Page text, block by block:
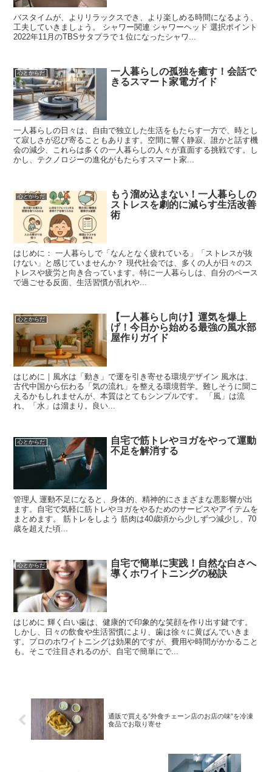
バスタイムが、よりリラックスでき、より楽しめる時間になるよう、
工夫していきましょう。 シャワー関連 シャワーヘッド 選択ポイント
2022年11月のTBSサタプラで１位になったシャワ...
心とからだ
一人暮らしの孤独を癒す！会話で
きるスマート家電ガイド
一人暮らしの日々は、自由で独立した生活をもたらす一方で、時とし
て寂しさが忍び寄ることもあります。空間に響く静寂、誰かと話す機
会の減少、これらは多くの一人暮らしの人々が直面する挑戦です。し
かし、テクノロジーの進化がもたらすスマート家...
心とからだ
もう溜め込まない！一人暮らしの
ストレスを劇的に減らす生活改善
術
はじめに： 一人暮らしで「なんとなく疲れている」「ストレスが抜
けない」と感じていませんか？ 現代社会では、多くの人が日々のス
トレスや疲労と向き合っています。特に一人暮らしは、自分のペース
で過ごせる反面、生活習慣が乱れや...
心とからだ
【一人暮らし向け】運気を爆上
げ！今日から始める最強の風水部
屋作りガイド
はじめに｜風水は「動き」で運を引き寄せる環境デザイン 風水は、
古代中国から伝わる「気の流れ」を整える環境哲学。難しそうに聞こ
えるかもしれませんが、本質はとてもシンプルです。 「風」は流
れ、「水」は溜まり。良い...
心とからだ
自宅で筋トレやヨガをやって運動
不足を解消する
管理人 運動不足になると、身体的、精神的にさまざまな悪影響が出
ます。自宅で気軽に筋トレやヨガをやるためのサービスやアイテムを
まとめます。 筋トレをしよう 筋肉は40歳頃から少しずつ減少し、70
歳を超えた頃...
心とからだ
自宅で簡単に実践！自然な白さへ
導くホワイトニングの秘訣
はじめに 輝く白い歯は、健康的で印象的な笑顔を作り出す鍵です。
しかし、日々の飲食や生活習慣により、歯は徐々に黄ばんでいきま
す。プロのホワイトニングは効果的ですが、費用や時間がかかること
も。そこで注目されるのが、自宅で簡単にで...
通販で買える”外食チェーン店のお店の味”を冷凍
食品でお取り寄せ